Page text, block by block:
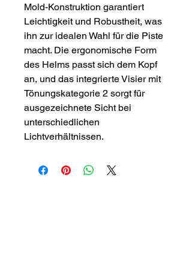
Mold-Konstruktion garantiert
Leichtigkeit und Robustheit, was
ihn zur idealen Wahl für die Piste
macht. Die ergonomische Form
des Helms passt sich dem Kopf
an, und das integrierte Visier mit
Tönungskategorie 2 sorgt für
ausgezeichnete Sicht bei
unterschiedlichen
Lichtverhältnissen.